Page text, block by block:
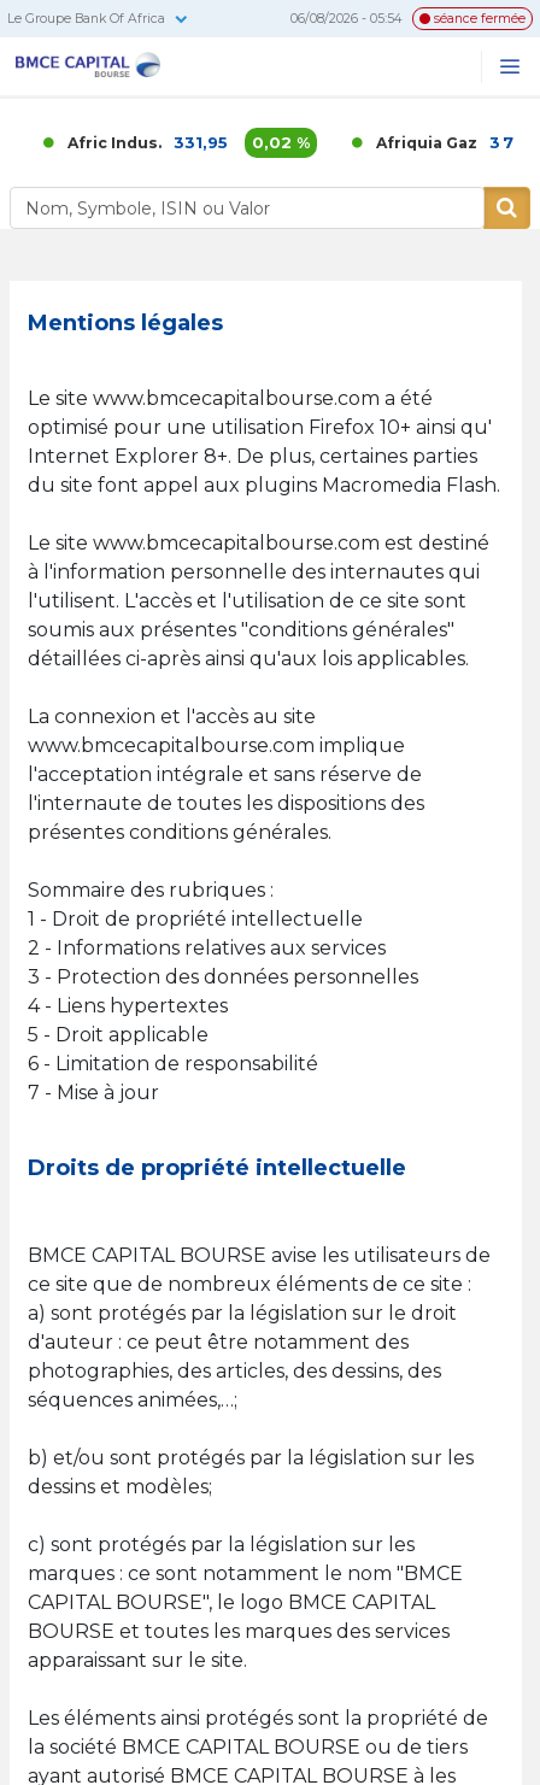
Le Groupe Bank Of Africa 06/08/2026 - 05:54 séance fermée
Afric Indus. 331,95 0,02 % Afriquia Gaz 3 700,00
Mentions légales
Le site www.bmcecapitalbourse.com a été
optimisé pour une utilisation Firefox 10+ ainsi qu'
Internet Explorer 8+. De plus, certaines parties
du site font appel aux plugins Macromedia Flash.
Le site www.bmcecapitalbourse.com est destiné
à l'information personnelle des internautes qui
l'utilisent. L'accès et l'utilisation de ce site sont
soumis aux présentes "conditions générales"
détaillées ci-après ainsi qu'aux lois applicables.
La connexion et l'accès au site
www.bmcecapitalbourse.com implique
l'acceptation intégrale et sans réserve de
l'internaute de toutes les dispositions des
présentes conditions générales.
Sommaire des rubriques :
1 - Droit de propriété intellectuelle
2 - Informations relatives aux services
3 - Protection des données personnelles
4 - Liens hypertextes
5 - Droit applicable
6 - Limitation de responsabilité
7 - Mise à jour
Droits de propriété intellectuelle
BMCE CAPITAL BOURSE avise les utilisateurs de
ce site que de nombreux éléments de ce site :
a) sont protégés par la législation sur le droit
d'auteur : ce peut être notamment des
photographies, des articles, des dessins, des
séquences animées,…;
b) et/ou sont protégés par la législation sur les
dessins et modèles;
c) sont protégés par la législation sur les
marques : ce sont notamment le nom "BMCE
CAPITAL BOURSE", le logo BMCE CAPITAL
BOURSE et toutes les marques des services
apparaissant sur le site.
Les éléments ainsi protégés sont la propriété de
la société BMCE CAPITAL BOURSE ou de tiers
ayant autorisé BMCE CAPITAL BOURSE à les